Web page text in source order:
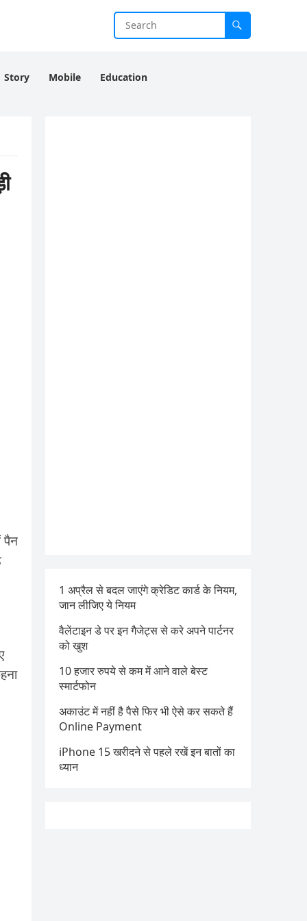
Story Mobile Education
पैन
1 अप्रैल से बदल जाएंगे क्रेडिट कार्ड के नियम,
जान लीजिए ये नियम
वैलेंटाइन डे पर इन गैजेट्स से करे अपने पार्टनर
को खुश
10 हजार रुपये से कम में आने वाले बेस्ट
स्मार्टफोन
अकाउंट में नहीं है पैसे फिर भी ऐसे कर सकते हैं
Online Payment
iPhone 15 खरीदने से पहले रखें इन बातों का
ध्यान